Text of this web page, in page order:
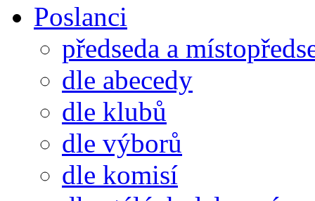
Poslanci
předseda a
dle abecedy
dle klubů
dle výborů
dle komisí